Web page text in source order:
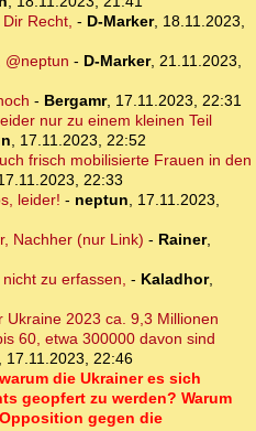
Recht, - D-Marker, 18.11.2023,
@neptun - D-Marker, 21.11.2023,
- Bergamr, 17.11.2023, 22:31
nur zu einem kleinen Teil
, 17.11.2023, 22:52
frisch mobilisierte Frauen in den
22:33
leider! - neptun, 17.11.2023,
Nachher (nur Link) - Rainer,
zu erfassen, - Kaladhor,
Ukraine 2023 ca. 9,3 Millionen
60, etwa 300000 davon sind
, 17.11.2023, 22:46
die Ukrainer es sich
geopfert zu werden? Warum
gegen die